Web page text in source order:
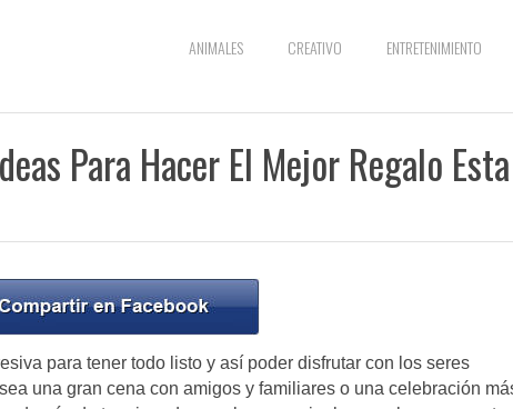
ANIMALES CREATIVO ENTRETENIMIENTO
Para Hacer El Mejor Regalo Esta
para tener todo listo y así poder disfrutar con los seres
una gran cena con amigos y familiares o una celebración